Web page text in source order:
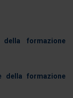
formazione
della formazione